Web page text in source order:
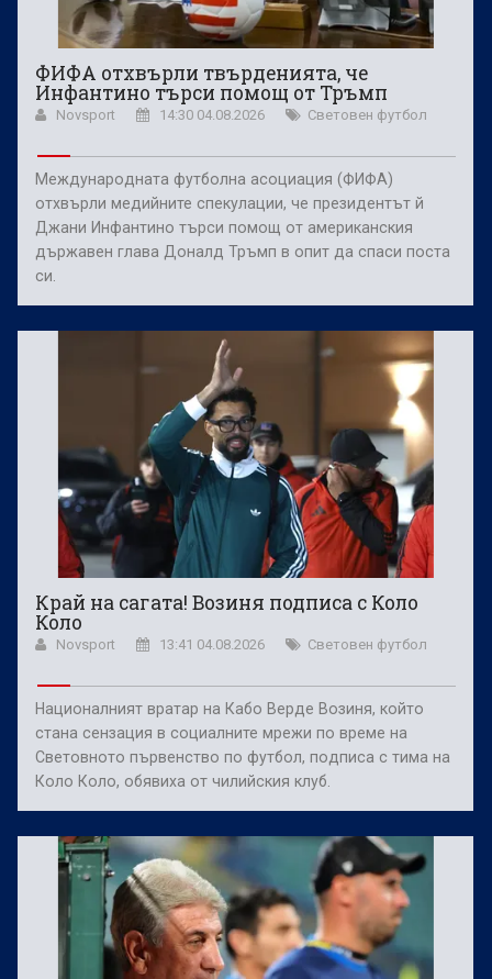
ФИФА отхвърли твърденията, че
Инфантино търси помощ от Тръмп
Novsport 14:30 04.08.2026 Световен футбол
Международната футболна асоциация (ФИФА)
отхвърли медийните спекулации, че президентът й
Джани Инфантино търси помощ от американския
държавен глава Доналд Тръмп в опит да спаси поста
си.
Край на сагата! Возиня подписа с Коло
Коло
Novsport 13:41 04.08.2026 Световен футбол
Националният вратар на Кабо Верде Возиня, който
стана сензация в социалните мрежи по време на
Световното първенство по футбол, подписа с тима на
Коло Коло, обявиха от чилийския клуб.